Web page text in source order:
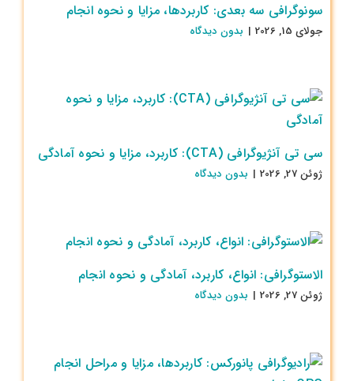
سونوگرافی سه بعدی: کاربردها، مزایا و نحوه انجام
جولای 15, 2026 | بدون ديدگاه
سی تی آنژیوگرافی (CTA): کاربرد، مزایا و نحوه آمادگی
ژوئن 27, 2026 | بدون ديدگاه
الاستوگرافی: انواع، کاربرد، آمادگی و نحوه انجام
ژوئن 27, 2026 | بدون ديدگاه